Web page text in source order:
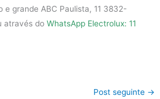
e grande ABC Paulista, 11 3832-
através doWhatsApp Electrolux: 11
Post seguinte →